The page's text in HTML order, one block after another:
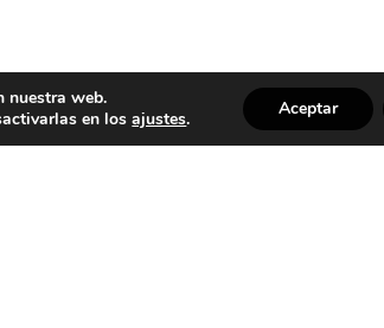
nuestra web.
en losajustes. Aceptar